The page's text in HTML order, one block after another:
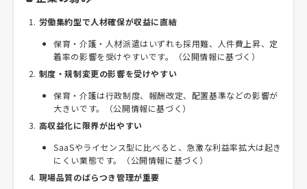
労働集約型で人材確保が収益に直結
保育・介護・人材派遣はいずれも採用難、人件費上昇、定
着率の影響を受けやすいです。（公開情報に基づく）
制度・規制変更の影響を受けやすい
保育・介護は行政制度、報酬改定、配置基準などの影響が
大きいです。（公開情報に基づく）
高収益化に限界が出やすい
SaaSやライセンス型に比べると、急激な利益率拡大は起き
にくい業態です。（公開情報に基づく）
現場品質のばらつき管理が重要